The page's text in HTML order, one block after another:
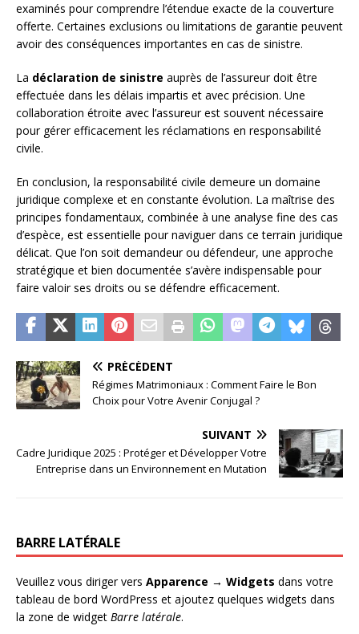
examinés pour comprendre l’étendue exacte de la couverture
offerte. Certaines exclusions ou limitations de garantie peuvent
avoir des conséquences importantes en cas de sinistre.
La déclaration de sinistre auprès de l’assureur doit être
effectuée dans les délais impartis et avec précision. Une
collaboration étroite avec l’assureur est souvent nécessaire
pour gérer efficacement les réclamations en responsabilité
civile.
En conclusion, la responsabilité civile demeure un domaine
juridique complexe et en constante évolution. La maîtrise des
principes fondamentaux, combinée à une analyse fine des cas
d’espèce, est essentielle pour naviguer dans ce terrain juridique
délicat. Que l’on soit demandeur ou défendeur, une approche
stratégique et bien documentée s’avère indispensable pour
faire valoir ses droits ou se défendre efficacement.
PRÉCÉDENT
Régimes Matrimoniaux : Comment Faire le Bon
Choix pour Votre Avenir Conjugal ?
SUIVANT
Cadre Juridique 2025 : Protéger et Développer Votre
Entreprise dans un Environnement en Mutation
BARRE LATÉRALE
Veuillez vous diriger vers Apparence → Widgets dans votre
tableau de bord WordPress et ajoutez quelques widgets dans
la zone de widget Barre latérale.